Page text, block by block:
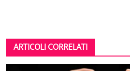
ARTICOLI CORRELATI